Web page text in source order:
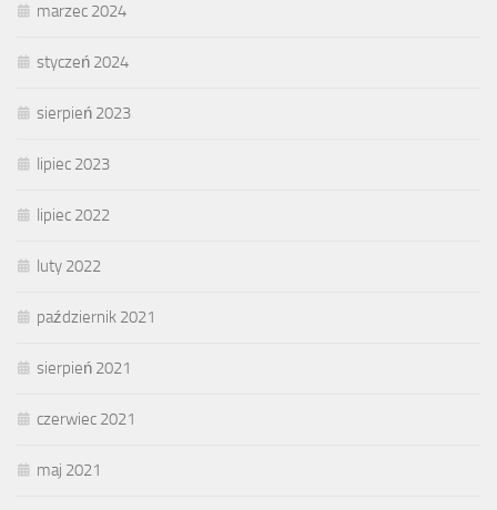
marzec 2024
styczeń 2024
sierpień 2023
lipiec 2023
lipiec 2022
luty 2022
październik 2021
sierpień 2021
czerwiec 2021
maj 2021